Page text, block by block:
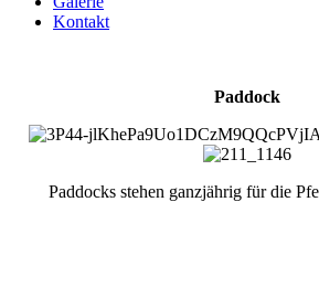
Kontakt
Paddock
Paddocks stehen ganzjährig für die